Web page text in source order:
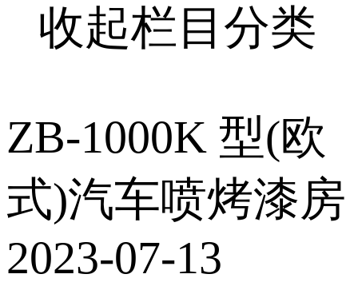
收起栏目分类
ZB-1000K 型(欧
式)汽车喷烤漆房
2023-07-13